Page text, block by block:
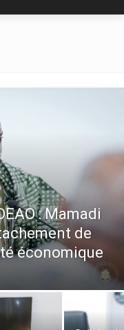
: Mamadi
de
économique